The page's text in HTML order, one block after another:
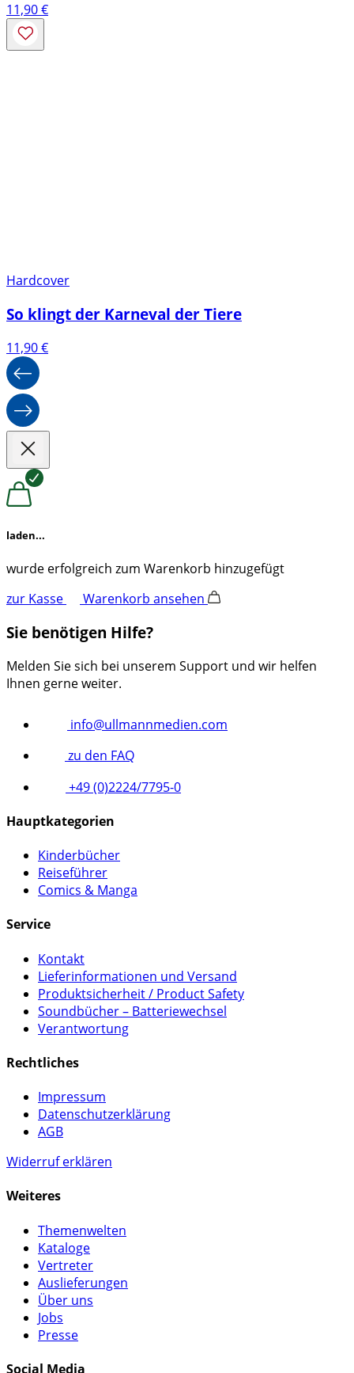
11,90€
Hardcover
So klingt der Karneval der Tiere
11,90€
laden...
wurde erfolgreich zum Warenkorb hinzugefügt
zur Kasse
Warenkorb ansehen
Sie benötigen Hilfe?
Melden Sie sich bei unserem Support und wir helfen
Ihnen gerne weiter.
info@ullmannmedien.com
zu den FAQ
+49 (0)2224/7795-0
Hauptkategorien
Kinderbücher
Reiseführer
Comics & Manga
Service
Kontakt
Lieferinformationen und Versand
Produktsicherheit / Product Safety
Soundbücher – Batteriewechsel
Verantwortung
Rechtliches
Impressum
Datenschutzerklärung
AGB
Widerruf erklären
Weiteres
Themenwelten
Kataloge
Vertreter
Auslieferungen
Über uns
Jobs
Presse
Social Media